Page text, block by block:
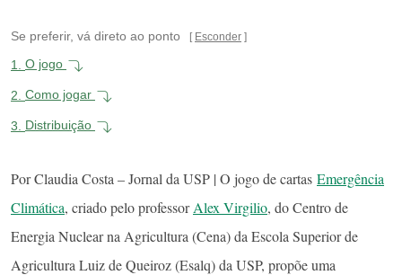
Se preferir, vá direto ao ponto Esconder
1. O jogo
2. Como jogar
3. Distribuição
Por Claudia Costa – Jornal da USP | O jogo de cartas Emergência
Climática, criado pelo professorAlex Virgilio, do Centro de
Energia Nuclear na Agricultura (Cena) da Escola Superior de
Agricultura Luiz de Queiroz (Esalq) da USP, propõe uma